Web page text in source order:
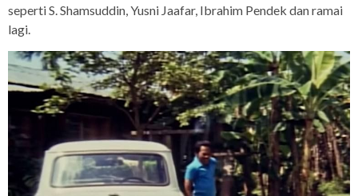
seperti S. Shamsuddin, Yusni Jaafar, Ibrahim Pendek dan ramai
lagi.